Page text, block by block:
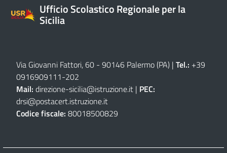
Ufficio Scolastico Regionale per la
Sicilia
Via Giovanni Fattori, 60 - 90146 Palermo (PA) | Tel.: +39
0916909111-202
Mail: direzione-sicilia@istruzione.it | PEC:
drsi@postacert.istruzione.it
Codice fiscale: 80018500829